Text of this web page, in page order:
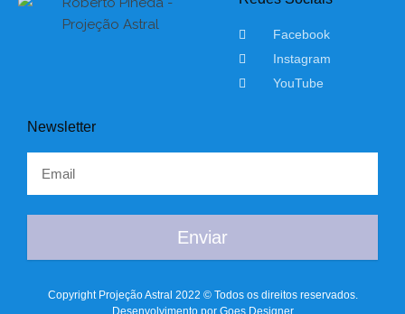
Facebook
Instagram
YouTube
Newsletter
Enviar
Copyright Projeção Astral 2022 © Todos os direitos reservados.
Desenvolvimento por Goes Designer